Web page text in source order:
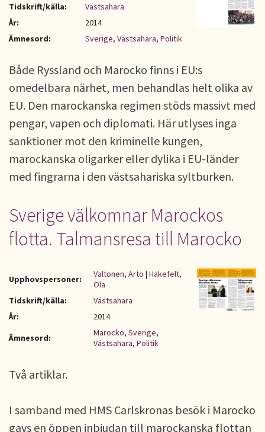
Tidskrift/källa:
Västsahara
År:
2014
Ämnesord:
Sverige, Västsahara, Politik
Både Ryssland och Marocko finns i EU:s
omedelbara närhet, men behandlas helt olika av
EU. Den marockanska regimen stöds massivt med
pengar, vapen och diplomati. Här utlyses inga
sanktioner mot den kriminelle kungen,
marockanska oligarker eller dylika i EU-länder
med fingrarna i den västsahariska syltburken.
Sverige välkomnar Marockos
flotta. Talmansresa till Marocko
Upphovspersoner: Valtonen, Arto | Hakefelt,
Ola
Tidskrift/källa:
Västsahara
År:
2014
Ämnesord:
Marocko, Sverige,
Västsahara, Politik
Två artiklar.
I samband med HMS Carlskronas besök i Marocko
gavs en öppen inbjudan till marockanska flottan